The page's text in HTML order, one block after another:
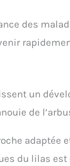
des
un
de
adaptée
du lilas